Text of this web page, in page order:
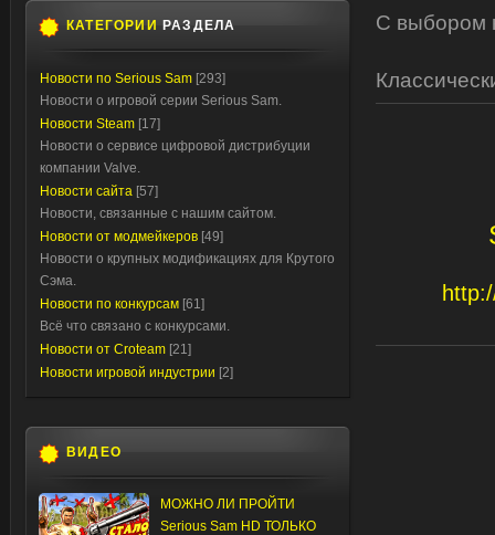
С выбором
КАТЕГОРИИ РАЗДЕЛА
Новости по Serious Sam [293]
Новости о игровой серии Serious Sam.
Новости Steam [17]
Новости о сервисе цифровой дистрибуции
компании Valve.
Новости сайта [57]
Новости, связанные с нашим сайтом.
Новости от модмейкеров [49]
Новости о крупных модификациях для Крутого
Сэма.
Новости по конкурсам [61]
Всё что связано с конкурсами.
Новости от Croteam [21]
Новости игровой индустрии [2]
ВИДЕО
МОЖНО ЛИ ПРОЙТИ
Serious Sam HD ТОЛЬКО